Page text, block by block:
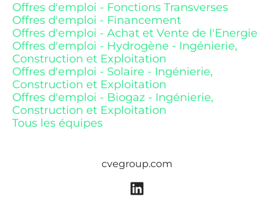
Offres d'emploi - Fonctions Transverses
Offres d'emploi - Financement
Offres d'emploi - Achat et Vente de l'Energie
Offres d'emploi - Hydrogène - Ingénierie,
Construction et Exploitation
Offres d'emploi - Solaire - Ingénierie,
Construction et Exploitation
Offres d'emploi - Biogaz - Ingénierie,
Construction et Exploitation
Tous les équipes
cvegroup.com